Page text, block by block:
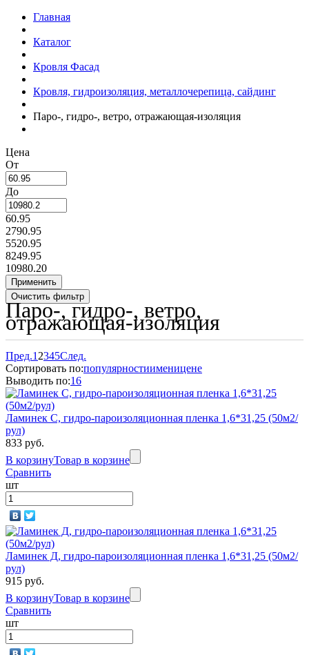
Главная
Каталог
Кровля Фасад
Кровля, гидроизоляция, металлочерепица, сайдинг
Паро-, гидро-, ветро, отражающая-изоляция
Цена
От
До
60.95
2790.95
5520.95
8249.95
10980.20
Паро-, гидро-, ветро,
отражающая-изоляция
Пред.1 2345След.
Сортировать по:популярностиименицене
Выводить по:16
Ламинек С, гидро-пароизоляционная пленка 1,6*31,25 (50м2/
рул)
833 руб.
В корзинуТовар в корзине
Сравнить
шт
Ламинек Д, гидро-пароизоляционная пленка 1,6*31,25 (50м2/
рул)
915 руб.
В корзинуТовар в корзине
Сравнить
шт